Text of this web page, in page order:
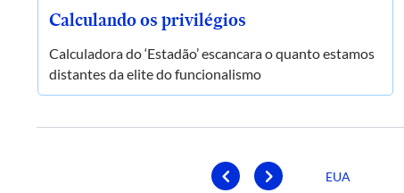
Calculando os privilégios
Calculadora do ‘Estadão’ escancara o quanto estamos
distantes da elite do funcionalismo
EUA